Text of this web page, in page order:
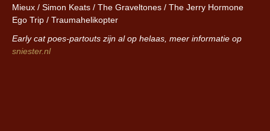
Mieux / Simon Keats / The Graveltones / The Jerry Hormone
Ego Trip / Traumahelikopter
Early cat poes-partouts zijn al op helaas, meer informatie op
sniester.nl